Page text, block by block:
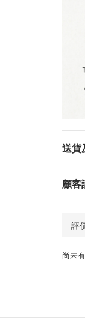
送貨
顧客
尚未